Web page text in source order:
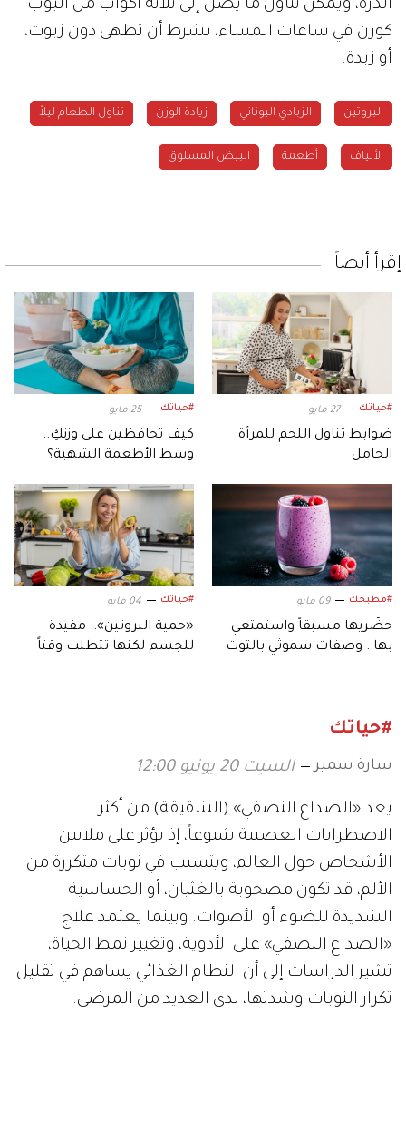
الذرة، ويمكن تناول ما يصل إلى ثلاثة أكواب من البوب
كورن في ساعات المساء، بشرط أن تطهى دون زيوت،
أو زبدة.
البروتين الزبادي اليوناني زيادة الوزن تناول الطعام ليلاً
الألياف أطعمة البيض المسلوق
إقرأ أيضاً
#حياتك 27 مايو
ضوابط تناول اللحم للمرأة
الحامل
#حياتك 25 مايو
كيف تحافظين على وزنكِ..
وسط الأطعمة الشهية؟
#مطبخك 09 مايو
حضّريها مسبقاً واستمتعي
بها.. وصفات سموثي بالتوت
#حياتك 04 مايو
«حمية البروتين».. مفيدة
للجسم لكنها تتطلب وقتاً
#حياتك
سارة سمير السبت 20 يونيو 12:00
يعد «الصداع النصفي» (الشقيقة) من أكثر
الاضطرابات العصبية شيوعاً، إذ يؤثر على ملايين
الأشخاص حول العالم، ويتسبب في نوبات متكررة من
الألم، قد تكون مصحوبة بالغثيان، أو الحساسية
الشديدة للضوء أو الأصوات. وبينما يعتمد علاج
«الصداع النصفي» على الأدوية، وتغيير نمط الحياة،
تشير الدراسات إلى أن النظام الغذائي يساهم في تقليل
تكرار النوبات وشدتها، لدى العديد من المرضى.